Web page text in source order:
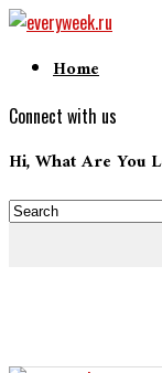
Home
Connect with us
Hi, What Are You